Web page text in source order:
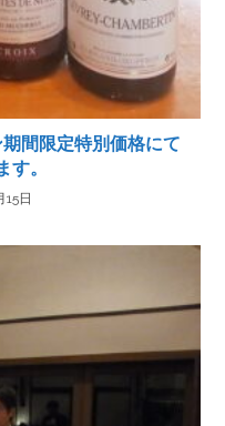
間限定特別価格にて
す。
日